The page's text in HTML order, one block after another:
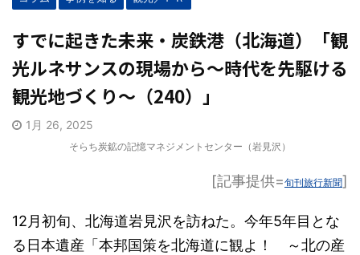
すでに起きた未来・炭鉄港（北海道）「観
光ルネサンスの現場から～時代を先駆ける
観光地づくり～（240）」
1月 26, 2025
そらち炭鉱の記憶マネジメントセンター（岩見沢）
[記事提供=旬刊旅行新聞]
12月初旬、北海道岩見沢を訪ねた。今年5年目とな
る日本遺産「本邦国策を北海道に観よ！ ～北の産